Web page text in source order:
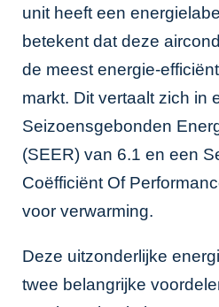
unit heeft een
betekent dat deze
de meest energie-
markt. Dit vertaalt zich in
Seizoensgebonden
(SEER) van 6.1 en een
Coëfficiënt Of
voor verwarming.
Deze uitzonderlijke
twee belangrijke